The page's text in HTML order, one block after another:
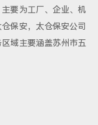
要为工厂、企业、机
保安，太仓保安公司
域主要涵盖苏州市五